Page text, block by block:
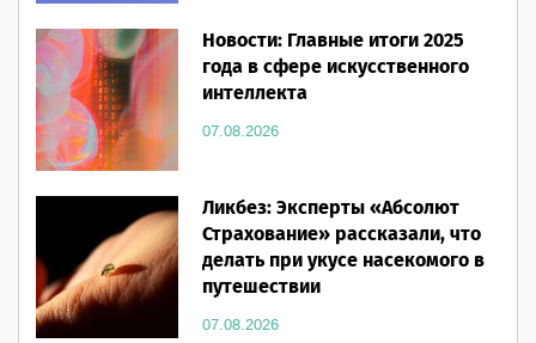
Новости: Главные итоги 2025
года в сфере искусственного
интеллекта
07.08.2026
Ликбез: Эксперты «Абсолют
Страхование» рассказали, что
делать при укусе насекомого в
путешествии
07.08.2026